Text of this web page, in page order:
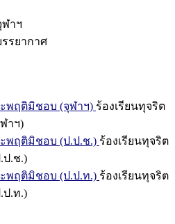
าฯ
รยากาศ
พฤติมิชอบ (จุฬาฯ) ร้องเรียนทุจริต
าฯ)
พฤติมิชอบ (ป.ป.ช.) ร้องเรียนทุจริต
ป.ช.)
พฤติมิชอบ (ป.ป.ท.) ร้องเรียนทุจริต
ป.ท.)